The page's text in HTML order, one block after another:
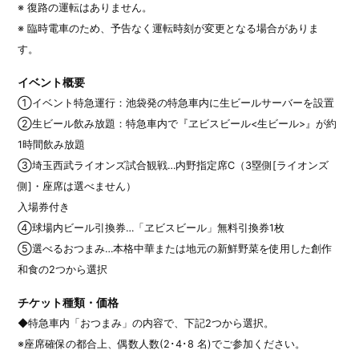
※ 復路の運転はありません。
※ 臨時電車のため、予告なく運転時刻が変更となる場合がありま
す。
イベント概要
①イベント特急運行：池袋発の特急車内に生ビールサーバーを設置
②生ビール飲み放題：特急車内で『ヱビスビール<生ビール>』が約
1時間飲み放題
③埼玉西武ライオンズ試合観戦…内野指定席C（3塁側[ライオンズ
側]・座席は選べません）
入場券付き
④球場内ビール引換券…「ヱビスビール」無料引換券1枚
⑤選べるおつまみ…本格中華または地元の新鮮野菜を使用した創作
和食の2つから選択
チケット種類・価格
◆特急車内「おつまみ」の内容で、下記2つから選択。
※座席確保の都合上、偶数人数(2･4･8 名)でご参加ください。